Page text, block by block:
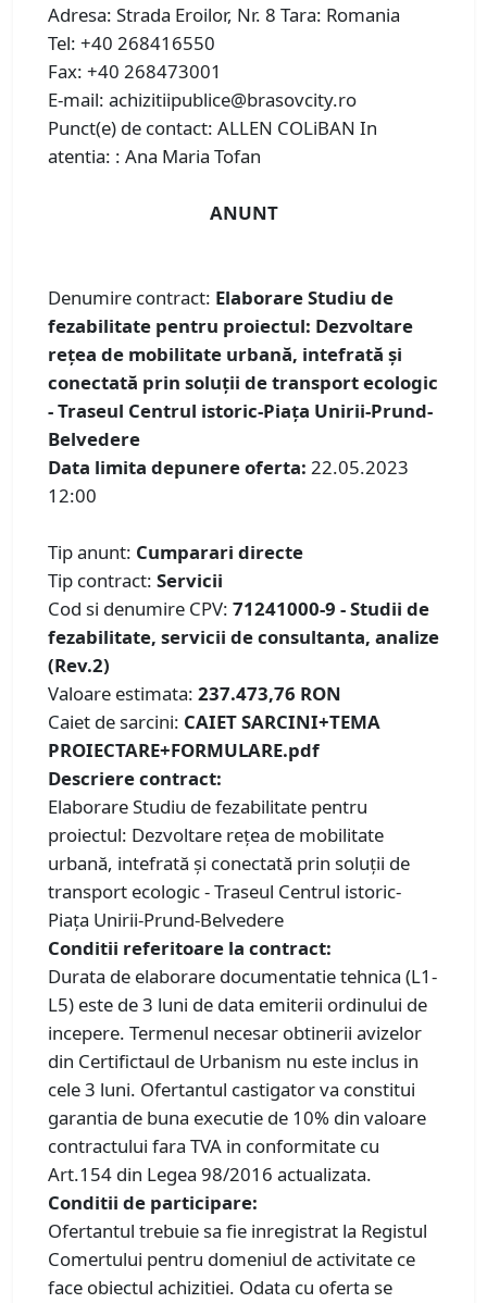
Adresa: Strada Eroilor, Nr. 8 Tara: Romania
Tel: +40 268416550
Fax: +40 268473001
E-mail: achizitiipublice@brasovcity.ro
Punct(e) de contact: ALLEN COLiBAN In
atentia: : Ana Maria Tofan
ANUNT
Denumire contract: Elaborare Studiu de
fezabilitate pentru proiectul: Dezvoltare
rețea de mobilitate urbană, intefrată și
conectată prin soluții de transport ecologic
- Traseul Centrul istoric-Piața Unirii-Prund-
Belvedere
Data limita depunere oferta: 22.05.2023
12:00
Tip anunt: Cumparari directe
Tip contract: Servicii
Cod si denumire CPV: 71241000-9 - Studii de
fezabilitate, servicii de consultanta, analize
(Rev.2)
Valoare estimata: 237.473,76 RON
Caiet de sarcini: CAIET SARCINI+TEMA
PROIECTARE+FORMULARE.pdf
Descriere contract:
Elaborare Studiu de fezabilitate pentru
proiectul: Dezvoltare rețea de mobilitate
urbană, intefrată și conectată prin soluții de
transport ecologic - Traseul Centrul istoric-
Piața Unirii-Prund-Belvedere
Conditii referitoare la contract:
Durata de elaborare documentatie tehnica (L1-
L5) este de 3 luni de data emiterii ordinului de
incepere. Termenul necesar obtinerii avizelor
din Certifictaul de Urbanism nu este inclus in
cele 3 luni. Ofertantul castigator va constitui
garantia de buna executie de 10% din valoare
contractului fara TVA in conformitate cu
Art.154 din Legea 98/2016 actualizata.
Conditii de participare:
Ofertantul trebuie sa fie inregistrat la Registul
Comertului pentru domeniul de activitate ce
face obiectul achizitiei. Odata cu oferta se